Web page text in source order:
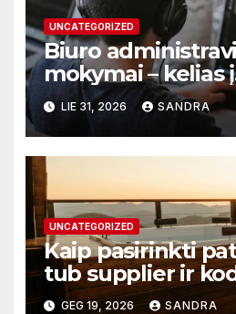
UNCATEGORIZED
Biuro
mokymai – kelias į
profesionalų ir
darbą
LIE 31, 2026 SANDRA
UNCATEGORIZED
Kaip pasirinkti
tub supplier ir
svarbu?
GEG 19, 2026 SANDRA